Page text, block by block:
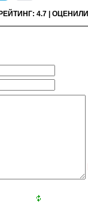
РЕЙТИНГ: 4.7 ОЦЕНИЛИ